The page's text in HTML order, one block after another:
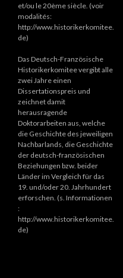
et/ou le 20ème siècle. (voir
modalités:
http://www.historikerkomitee.
de)
Das Deutsch-Französische
Historikerkomitee vergibt alle
zwei Jahre einen
Dissertationspreis und
zeichnet damit
herausragende
Doktorarbeiten aus, welche
die Geschichte des jeweiligen
Nachbarlands, die Geschichte
der deutsch-französischen
Beziehungen bzw. beider
Länder im Vergleich für das
19. und/oder 20. Jahrhundert
erforschen. (s. Informationen
:
http://www.historikerkomitee.
de)